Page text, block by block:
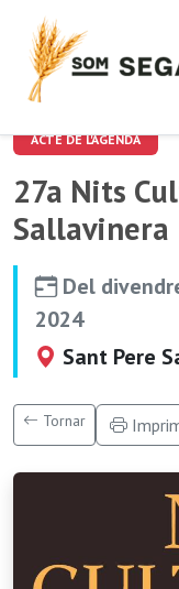
ACTE DE L'AGENDA
27a Nits
Sallavinera
Del
2024
Sant Pere
Tornar